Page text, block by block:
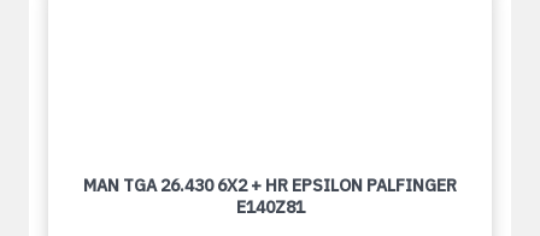
MAN TGA 26.430 6X2 + HR EPSILON PALFINGER
E140Z81